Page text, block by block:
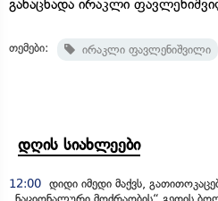
განაცხადა ირაკლი
თემები: ირაკლი ფავლენიშვილი
დღის სიახლეები
12:00 დიდი იმედი მაქვს,